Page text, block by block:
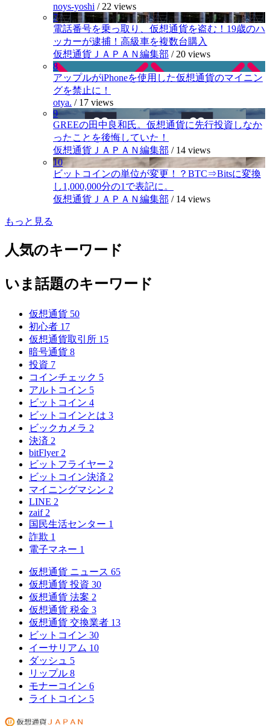
noys-yoshi / 22 views
7
電話番号を乗っ取り、仮想通貨を盗む！19歳のハ
ッカーが逮捕！高級車を複数台購入
仮想通貨ＪＡＰＡＮ編集部 / 20 views
8
アップルがiPhoneを使用した仮想通貨のマイニン
グを禁止に！
otya. / 17 views
9
GREEの田中良和氏。仮想通貨に先行投資しなか
ったことを後悔していた！
仮想通貨ＪＡＰＡＮ編集部 / 14 views
10
ビットコインの単位が変更！？BTC⇒Bitsに変換
し1,000,000分の1で表記に。
仮想通貨ＪＡＰＡＮ編集部 / 14 views
もっと見る
人気のキーワード
いま話題のキーワード
仮想通貨 50
初心者 17
仮想通貨取引所 15
暗号通貨 8
投資 7
コインチェック 5
アルトコイン 5
ビットコイン 4
ビットコインとは 3
ビックカメラ 2
決済 2
bitFlyer 2
ビットフライヤー 2
ビットコイン決済 2
マイニングマシン 2
LINE 2
zaif 2
国民生活センター 1
詐欺 1
電子マネー 1
仮想通貨 ニュース 65
仮想通貨 投資 30
仮想通貨 法案 2
仮想通貨 税金 3
仮想通貨 交換業者 13
ビットコイン 30
イーサリアム 10
ダッシュ 5
リップル 8
モナーコイン 6
ライトコイン 5